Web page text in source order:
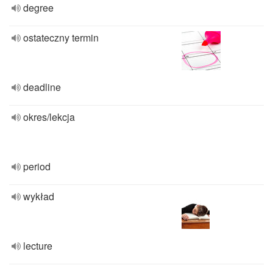
degree
ostateczny termin
deadline
okres/lekcja
period
wykład
lecture